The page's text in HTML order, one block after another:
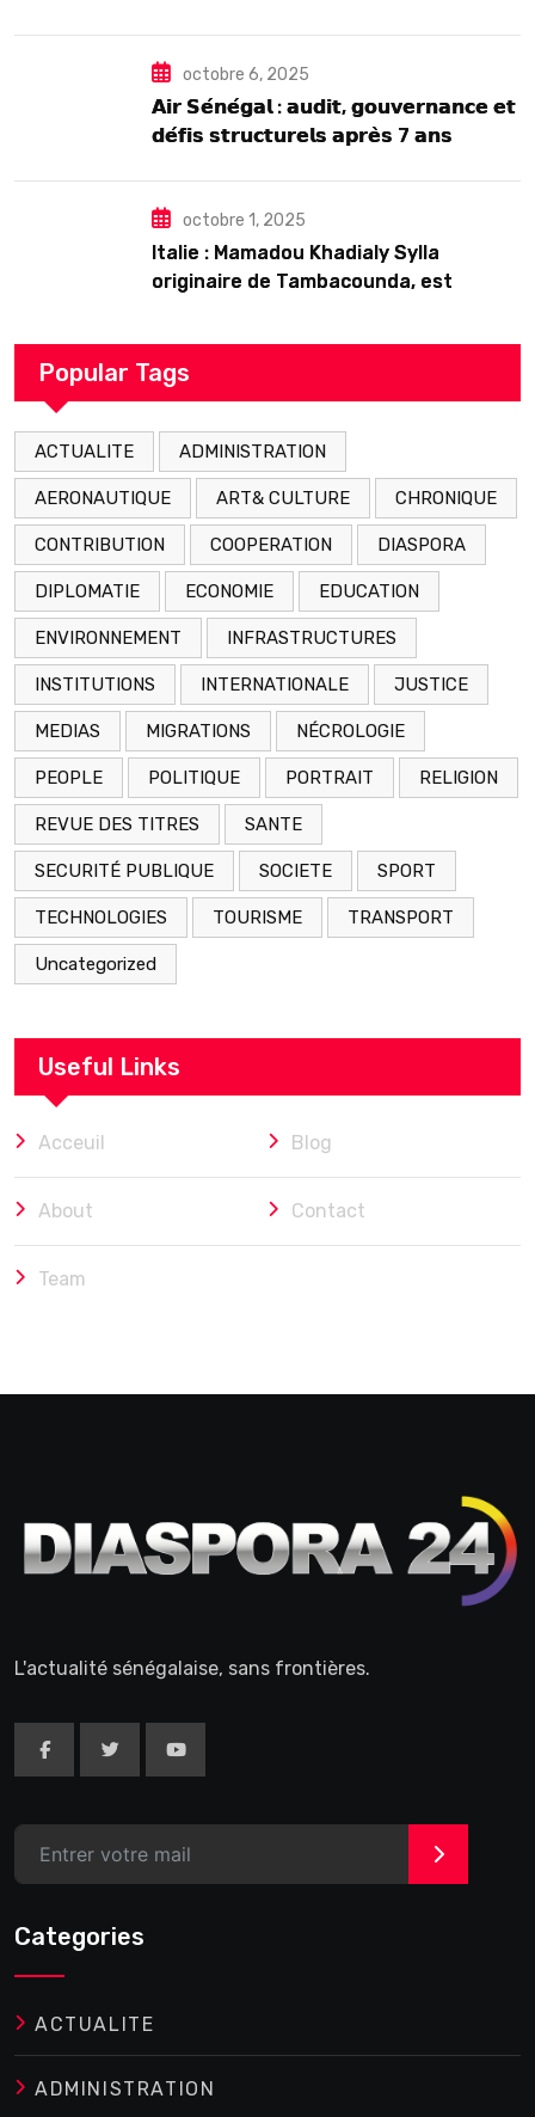
octobre 6, 2025
𝗔𝗶𝗿 𝗦𝗲́𝗻𝗲́𝗴𝗮𝗹 : 𝗮𝘂𝗱𝗶𝘁, 𝗴𝗼𝘂𝘃𝗲𝗿𝗻𝗮𝗻𝗰𝗲 𝗲𝘁
𝗱𝗲́𝗳𝗶𝘀 𝘀𝘁𝗿𝘂𝗰𝘁𝘂𝗿𝗲𝗹𝘀 𝗮𝗽𝗿𝗲̀𝘀 7 𝗮𝗻𝘀
octobre 1, 2025
Italie : Mamadou Khadialy Sylla
originaire de Tambacounda, est
arrestation
Popular Tags
ACTUALITE ADMINISTRATION
AERONAUTIQUE ART& CULTURE CHRONIQUE
CONTRIBUTION COOPERATION DIASPORA
DIPLOMATIE ECONOMIE EDUCATION
ENVIRONNEMENT INFRASTRUCTURES
INSTITUTIONS INTERNATIONALE JUSTICE
MEDIAS MIGRATIONS NÉCROLOGIE
PEOPLE POLITIQUE PORTRAIT RELIGION
REVUE DES TITRES SANTE
SECURITÉ PUBLIQUE SOCIETE SPORT
TECHNOLOGIES TOURISME TRANSPORT
Uncategorized
Useful Links
Acceuil Blog
About Contact
Team
L'actualité sénégalaise, sans frontières.
>
Categories
ACTUALITE
ADMINISTRATION